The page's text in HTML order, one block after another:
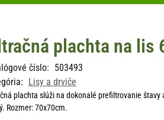
plachta na lis
číslo: 503493
Lisy a drviče
plachta slúži na dokonalé prefiltrovanie štavy
Rozmer: 70x70cm.